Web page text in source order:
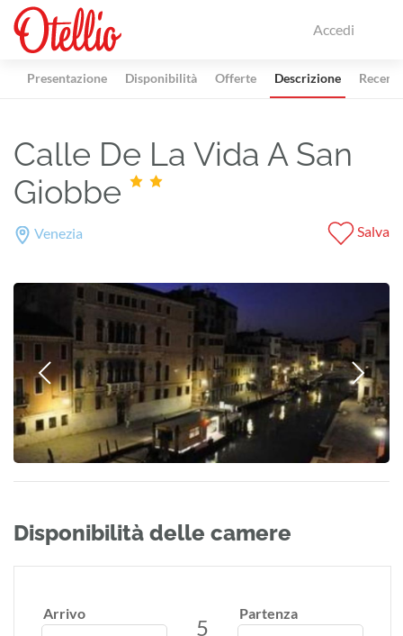
Accedi
Presentazione Disponibilità Offerte Descrizione
Calle De La Vida A San
Giobbe
Venezia Salva
Disponibilità delle camere
Arrivo
5
Partenza